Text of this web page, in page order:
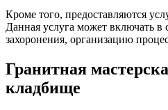
Кроме того, предоставляются
Данная услуга может включать в
захоронения, организацию
Гранитная
кладбище